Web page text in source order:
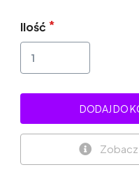
Ilość
DODAJ DO